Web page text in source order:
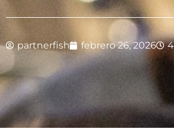
partnerfish febrero 26, 2026